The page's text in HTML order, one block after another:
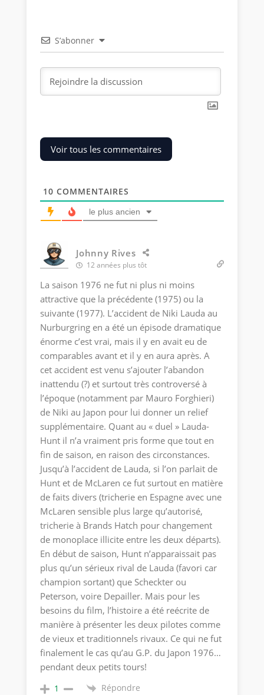
S’abonner
Voir tous les commentaires
10 COMMENTAIRES
le plus ancien
Johnny Rives
12 années plus tôt
La saison 1976 ne fut ni plus ni moins
attractive que la précédente (1975) ou la
suivante (1977). L’accident de Niki Lauda au
Nurburgring en a été un épisode dramatique
énorme c’est vrai, mais il y en avait eu de
comparables avant et il y en aura après. A
cet accident est venu s’ajouter l’abandon
inattendu (?) et surtout très controversé à
l’époque (notamment par Mauro Forghieri)
de Niki au Japon pour lui donner un relief
supplémentaire. Quant au « duel » Lauda-
Hunt il n’a vraiment pris forme que tout en
fin de saison, en raison des circonstances.
Jusqu’à l’accident de Lauda, si l’on parlait de
Hunt et de McLaren ce fut surtout en matière
de faits divers (tricherie en Espagne avec une
McLaren sensible plus large qu’autorisé,
tricherie à Brands Hatch pour changement
de monoplace illicite entre les deux départs).
En début de saison, Hunt n’apparaissait pas
plus qu’un sérieux rival de Lauda (favori car
champion sortant) que Scheckter ou
Peterson, voire Depailler. Mais pour les
besoins du film, l’histoire a été reécrite de
manière à présenter les deux pilotes comme
de vieux et traditionnels rivaux. Ce qui ne fut
finalement le cas qu’au G.P. du Japon 1976…
pendant deux petits tours!
1 Répondre